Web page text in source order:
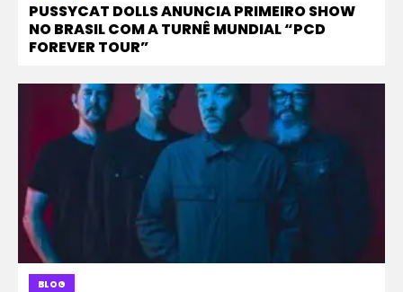
PUSSYCAT DOLLS ANUNCIA PRIMEIRO SHOW
NO BRASIL COM A TURNÊ MUNDIAL “PCD
FOREVER TOUR”
BLOG